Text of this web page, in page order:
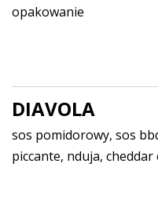
opakowanie
DIAVOLA
sos pomidorowy, sos
piccante, nduja, cheddar